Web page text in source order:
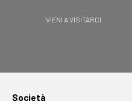
VIENI A VISITARCI
Società